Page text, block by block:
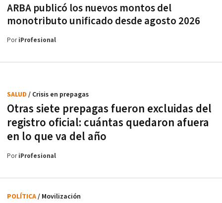
ARBA publicó los nuevos montos del
monotributo unificado desde agosto 2026
PoriProfesional
Otras siete prepagas fueron excluidas del
registro oficial: cuántas quedaron afuera
en lo que va del año
SALUD / Crisis en prepagas
PoriProfesional
POLÍTICA/ Movilización